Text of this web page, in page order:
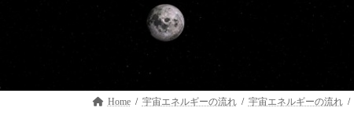
Home 宇宙エネルギーの流れ 宇宙エネルギーの流れ